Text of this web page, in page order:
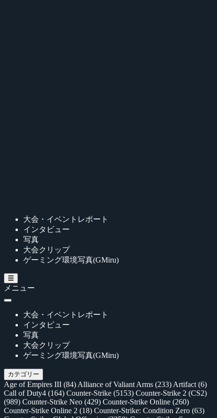
大会・イベントレポート
インタビュー
写真
大会クリップ
ゲーミング環境写真(GMiru)
メニュー
大会・イベントレポート
インタビュー
写真
大会クリップ
ゲーミング環境写真(GMiru)
カテゴリー
Age of Empires III (84) Alliance of Valiant Arms (233) Artifact (6)
Call of Duty4 (164) Counter-Strike (5153) Counter-Strike 2 (CS2)
(989) Counter-Strike Neo (429) Counter-Strike Online (260)
Counter-Strike Online 2 (18) Counter-Strike: Condition Zero (63)